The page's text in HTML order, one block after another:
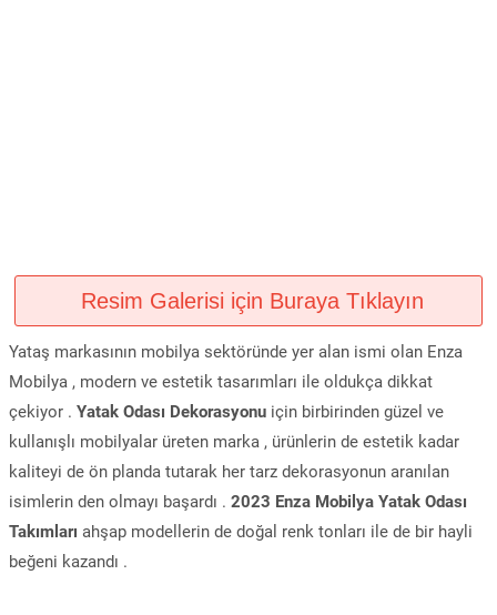
Resim Galerisi için Buraya Tıklayın
Yataş markasının mobilya sektöründe yer alan ismi olan Enza
Mobilya , modern ve estetik tasarımları ile oldukça dikkat
çekiyor . Yatak Odası Dekorasyonu için birbirinden güzel ve
kullanışlı mobilyalar üreten marka , ürünlerin de estetik kadar
kaliteyi de ön planda tutarak her tarz dekorasyonun aranılan
isimlerin den olmayı başardı . 2023 Enza Mobilya Yatak Odası
Takımları ahşap modellerin de doğal renk tonları ile de bir hayli
beğeni kazandı .